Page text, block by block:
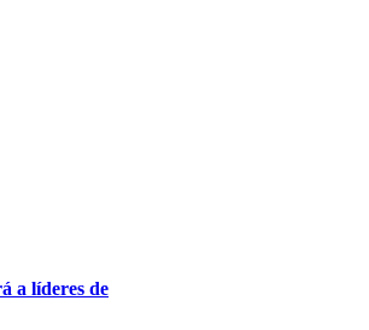
a líderes de